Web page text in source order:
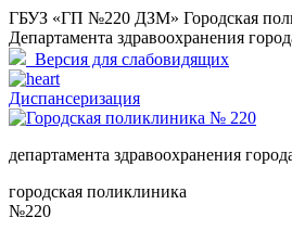
ГБУЗ «ГП №220 ДЗМ» Городская
Департамента здравоохранения
Версия для слабовидящих
Диспансеризация
департамента здравоохранения
городская поликлиника
№220